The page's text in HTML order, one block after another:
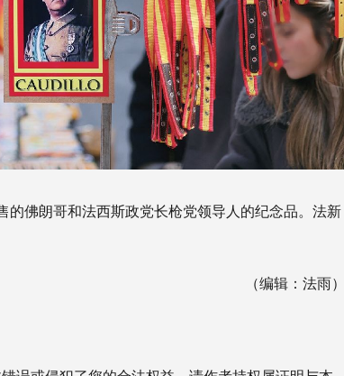
的佛朗哥和法西斯政党长枪党领导人的纪念品。法新
（编辑：法雨）